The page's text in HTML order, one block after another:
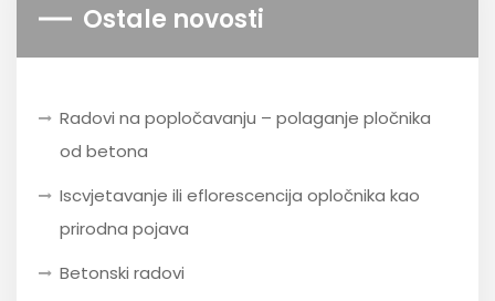
Ostale novosti
Radovi na popločavanju – polaganje pločnika
od betona
Iscvjetavanje ili eflorescencija opločnika kao
prirodna pojava
Betonski radovi